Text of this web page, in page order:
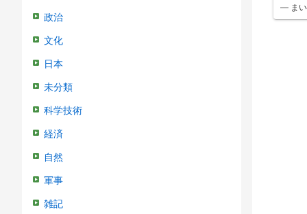
政治
文化
日本
未分類
科学技術
経済
自然
軍事
雑記
— まい